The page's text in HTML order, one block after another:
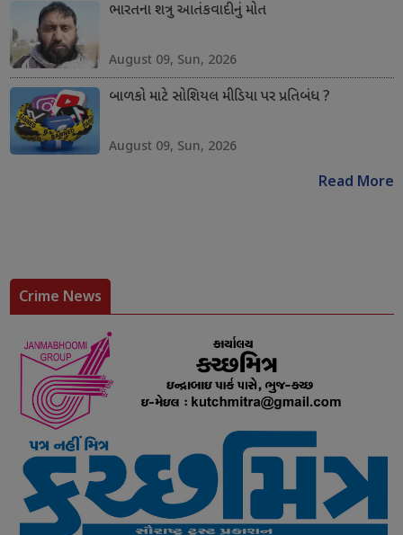
ભારતના શત્રુ આતંકવાદીનું મોત
August 09, Sun, 2026
બાળકો માટે સોશિયલ મીડિયા પર પ્રતિબંધ ?
August 09, Sun, 2026
Read More
Crime News